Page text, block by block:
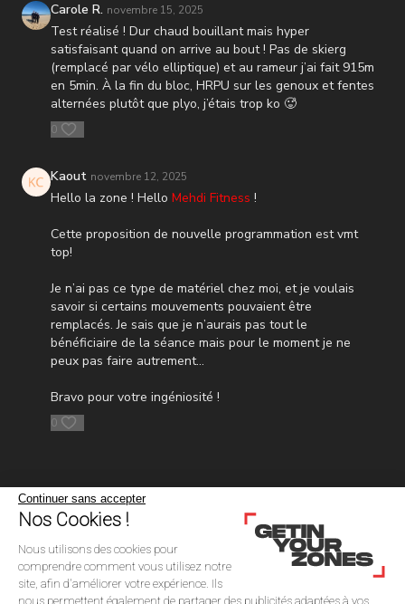
Carole R. novembre 15, 2025
Test réalisé ! Dur chaud bouillant mais hyper
satisfaisant quand on arrive au bout ! Pas de skierg
(remplacé par vélo elliptique) et au rameur j’ai fait 915m
en 5min. À la fin du bloc, HRPU sur les genoux et fentes
alternées plutôt que plyo, j’étais trop ko 🥵
0
Kaout novembre 12, 2025
Hello la zone ! Hello Mehdi Fitness !
Cette proposition de nouvelle programmation est vmt
top!
Je n’ai pas ce type de matériel chez moi, et je voulais
savoir si certains mouvements pouvaient être
remplacés. Je sais que je n’aurais pas tout le
bénéficiaire de la séance mais pour le moment je ne
peux pas faire autrement…
Bravo pour votre ingéniosité !
0
Continuer sans accepter
Nos Cookies !
Nous utilisons des cookies pour
comprendre comment vous utilisez notre
site, afin d'améliorer votre expérience. Ils
nous permettent également de partager des publicités adaptées à vos